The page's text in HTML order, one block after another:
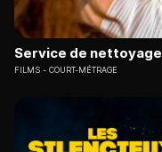
Service de nettoyage
FILMS COURT-MÉTRAGE